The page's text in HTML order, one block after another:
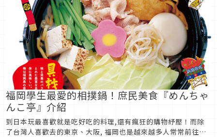
福岡學生最愛的相撲鍋！庶民美食『めんちゃ
んこ亭』介紹
到日本玩最喜歡就是吃好吃的料理,還有瘋狂的購物紓壓！而除
了台灣人喜歡去的東京、大阪, 福岡也是越來越多人常常前往的